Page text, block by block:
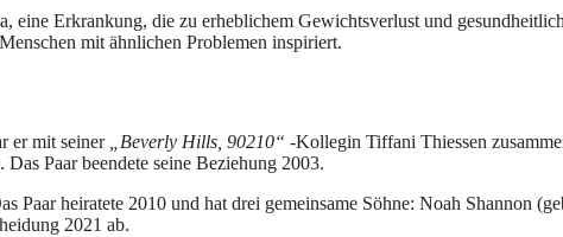
eine Erkrankung, die zu erheblichem Gewichtsverlust und
mit ähnlichen Problemen inspiriert.
er mit seiner „Beverly Hills, 90210“ -Kollegin Tiffani Thiessen
Paar beendete seine Beziehung 2003.
Paar heiratete 2010 und hat drei gemeinsame Söhne: Noah Shannon
2021 ab.